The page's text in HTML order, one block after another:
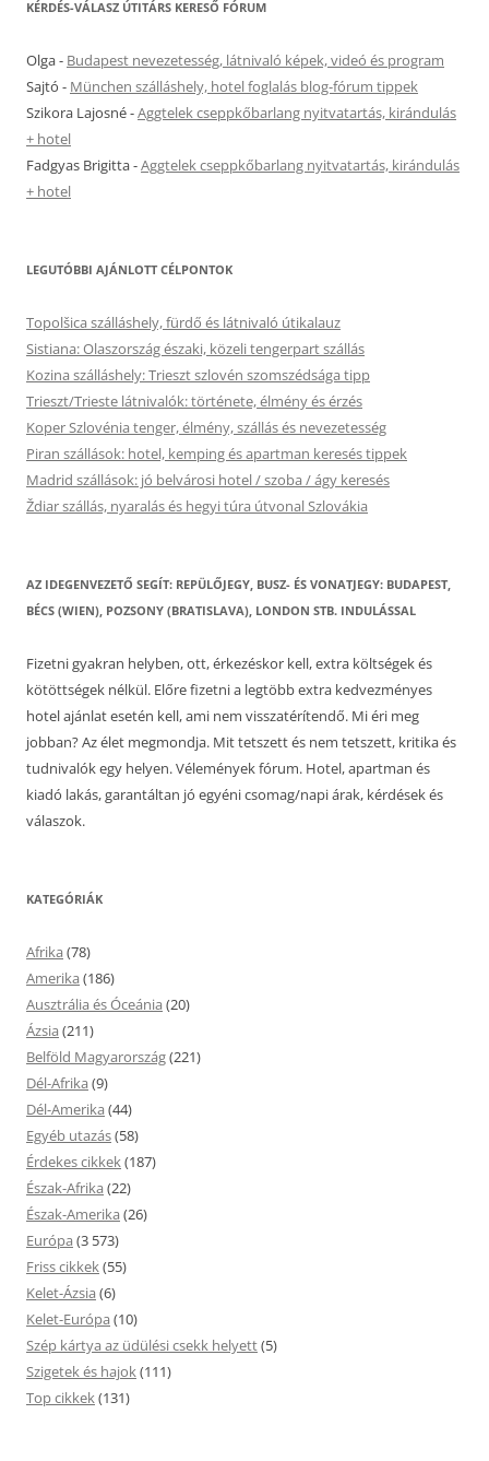
KÉRDÉS-VÁLASZ ÚTITÁRS KERESŐ FÓRUM
Olga- Budapest nevezetesség, látnivaló képek, videó és program
Sajtó - München szálláshely, hotel foglalás blog-fórum tippek
Szikora Lajosné-Aggtelek cseppkőbarlang nyitvatartás, kirándulás
+ hotel
Fadgyas Brigitta-Aggtelek cseppkőbarlang nyitvatartás, kirándulás
+ hotel
LEGUTÓBBI AJÁNLOTT CÉLPONTOK
Topolšica szálláshely, fürdő és látnivaló útikalauz
Sistiana: Olaszország északi, közeli tengerpart szállás
Kozina szálláshely: Trieszt szlovén szomszédsága tipp
Trieszt/Trieste látnivalók: története, élmény és érzés
Koper Szlovénia tenger, élmény, szállás és nevezetesség
Piran szállások: hotel, kemping és apartman keresés tippek
Madrid szállások: jó belvárosi hotel / szoba / ágy keresés
Ždiar szállás, nyaralás és hegyi túra útvonal Szlovákia
AZ IDEGENVEZETŐ SEGÍT: REPÜLŐJEGY, BUSZ- ÉS VONATJEGY: BUDAPEST,
BÉCS (WIEN), POZSONY (BRATISLAVA), LONDON STB. INDULÁSSAL
Fizetni gyakran helyben, ott, érkezéskor kell, extra költségek és
kötöttségek nélkül. Előre fizetni a legtöbb extra kedvezményes
hotel ajánlat esetén kell, ami nem visszatérítendő. Mi éri meg
jobban? Az élet megmondja. Mit tetszett és nem tetszett, kritika és
tudnivalók egy helyen. Vélemények fórum. Hotel, apartman és
kiadó lakás, garantáltan jó egyéni csomag/napi árak, kérdések és
válaszok.
KATEGÓRIÁK
Afrika (78)
Amerika (186)
Ausztrália és Óceánia (20)
Ázsia (211)
Belföld Magyarország(221)
Dél-Afrika (9)
Dél-Amerika (44)
Egyéb utazás(58)
Érdekes cikkek(187)
Észak-Afrika (22)
Észak-Amerika (26)
Európa (3 573)
Friss cikkek(55)
Kelet-Ázsia (6)
Kelet-Európa (10)
Szép kártya az üdülési csekk helyett(5)
Szigetek és hajok(111)
Top cikkek(131)